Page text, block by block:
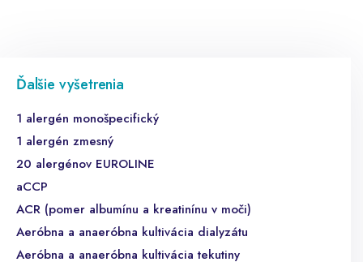
Ďalšie vyšetrenia
1 alergén monošpecifický
1 alergén zmesný
20 alergénov EUROLINE
aCCP
ACR (pomer albumínu a kreatinínu v moči)
Aeróbna a anaeróbna kultivácia dialyzátu
Aeróbna a anaeróbna kultivácia tekutiny